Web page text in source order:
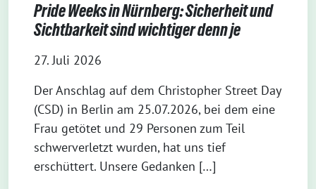
Pride Weeks in Nürnberg: Sicherheit und
Sichtbarkeit sind wichtiger denn je
27. Juli 2026
Der Anschlag auf dem Christopher Street Day
(CSD) in Berlin am 25.07.2026, bei dem eine
Frau getötet und 29 Personen zum Teil
schwerverletzt wurden, hat uns tief
erschüttert. Unsere Gedanken […]